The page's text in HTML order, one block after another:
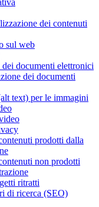
dei contenuti
sul web
documenti elettronici
dei documenti
text) per le immagini
prodotti dalla
non prodotti
ritratti
di ricerca (SEO)